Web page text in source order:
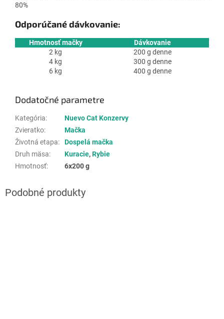
80%
Odporúčané dávkovanie:
Hmotnosť mačky
Dávkovanie
2 kg
200 g denne
4 kg
300 g denne
6 kg
400 g denne
Dodatočné parametre
Kategória:
Nuevo Cat Konzervy
Zvieratko:
Mačka
Životná etapa:
Dospelá mačka
Druh mäsa: Kuracie,Rybie
Hmotnosť: 6x200 g